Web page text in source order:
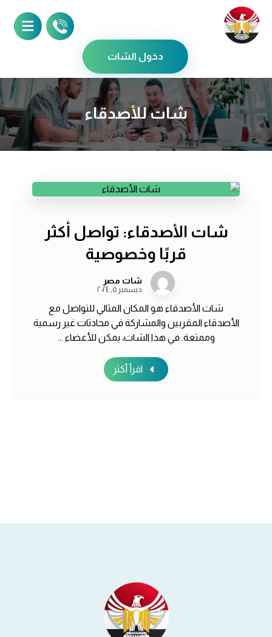
دخول الشات
شات للأصدقاء
شات الأصدقاء: تواصل أكثر
قربًا وخصوصية
شات مصر
ديسمبر ٥, ٢٠٢٤
شات الأصدقاء هو المكان المثالي للتواصل مع
الأصدقاء المقربين والمشاركة في محادثات غير رسمية
وممتعة. في هذا الشات، يمكن للأعضاء ...
اقرأ أكثر